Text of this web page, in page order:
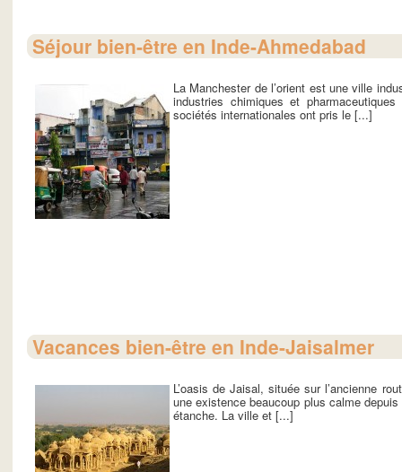
Séjour bien-être en Inde-Ahmedabad
La Manchester de l’orient est une ville
industries chimiques et
sociétés internationales ont pris le [...]
Vacances bien-être en Inde-Jaisalmer
L’oasis de Jaisal, située sur l’ancienne
une existence beaucoup plus calme
étanche. La ville et [...]